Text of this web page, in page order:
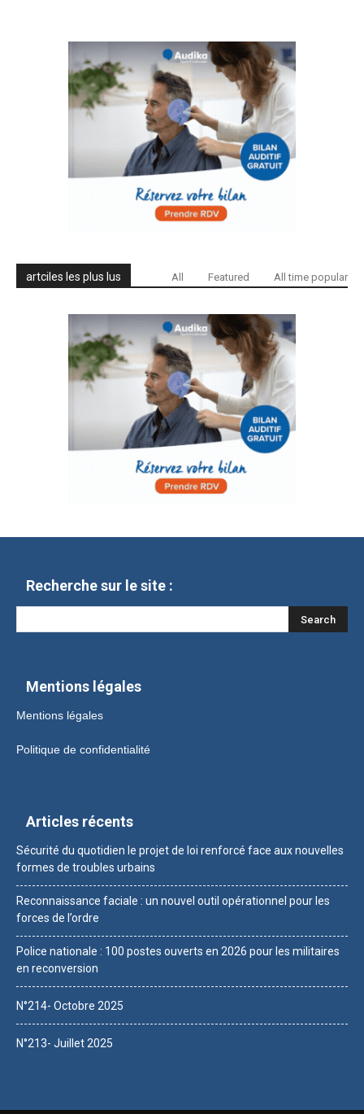
artciles les plus lus All Featured All time popular
Recherche sur le site :
Mentions légales
Mentions légales
Politique de confidentialité
Articles récents
Sécurité du quotidien le projet de loi renforcé face aux nouvelles
formes de troubles urbains
Reconnaissance faciale : un nouvel outil opérationnel pour les
forces de l’ordre
Police nationale : 100 postes ouverts en 2026 pour les militaires
en reconversion
N°214- Octobre 2025
N°213- Juillet 2025